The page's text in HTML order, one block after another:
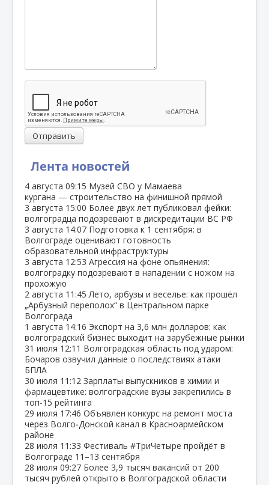
Лента новостей
4 августа 09:15 Музей СВО у Мамаева
кургана — строительство на финишной прямой
3 августа 15:00 Более двух лет публиковал фейки:
волгоградца подозревают в дискредитации ВС РФ
3 августа 14:07 Подготовка к 1 сентября: в
Волгограде оценивают готовность
образовательной инфраструктуры
3 августа 12:53 Агрессия на фоне опьянения:
волгоградку подозревают в нападении с ножом на
прохожую
2 августа 11:45 Лето, арбузы и веселье: как прошёл
„Арбузный переполох“ в Центральном парке
Волгограда
1 августа 14:16 Экспорт на 3,6 млн долларов: как
волгоградский бизнес выходит на зарубежные рынки
31 июля 12:11 Волгоградская область под ударом:
Бочаров озвучил данные о последствиях атаки
БПЛА
30 июля 11:12 Зарплаты выпускников в химии и
фармацевтике: волгоградские вузы закрепились в
топ‑15 рейтинга
29 июля 17:46 Объявлен конкурс на ремонт моста
через Волго‑Донской канал в Красноармейском
районе
28 июля 11:33 Фестиваль #ТриЧетыре пройдёт в
Волгограде 11–13 сентября
28 июля 09:27 Более 3,9 тысяч вакансий от 200
тысяч рублей открыто в Волгоградской области
Отправить